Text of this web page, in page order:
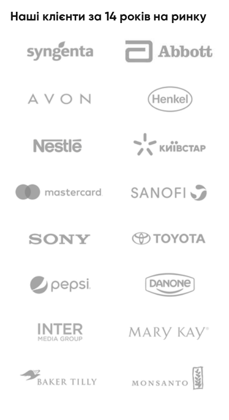
Наші клієнти за 14 років на ринку